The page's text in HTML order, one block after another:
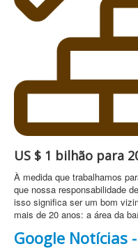
US $ 1 bilhão para
À medida que trabalhamos
que nossa responsabilidade
isso significa ser um bom
mais de 20 anos: a área da
Google Notícias